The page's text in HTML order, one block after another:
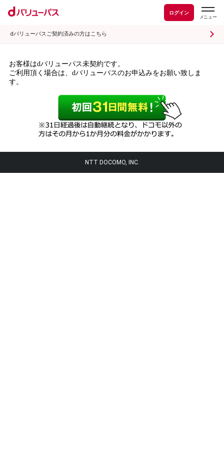
ログイン
dバリューパスご契約済みの方はこちら
お客様はdバリューパス未契約です。
ご利用頂く場合は、dバリューパスのお申込みをお願い致しま
す。
NTT DOCOMO, INC.